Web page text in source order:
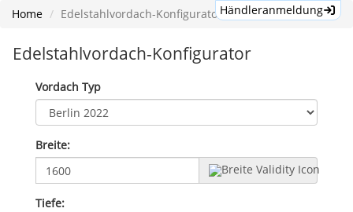
Händleranmeldung
Home Edelstahlvordach-Konfigurator
Edelstahlvordach-Konfigurator
Vordach Typ
Breite:
Tiefe: